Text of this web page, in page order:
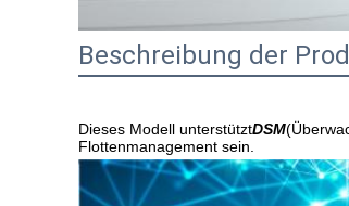
Beschreibung der
Dieses Modell unterstütztDSM
Flottenmanagement sein.